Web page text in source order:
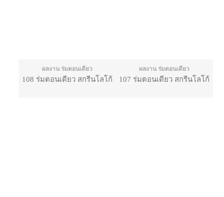
ผลงาน ร่มตอนเดียว
108 ร่มตอนเดียว สกรีนโลโก้
ผลงาน ร่มตอนเดียว
107 ร่มตอนเดียว สกรีนโลโก้